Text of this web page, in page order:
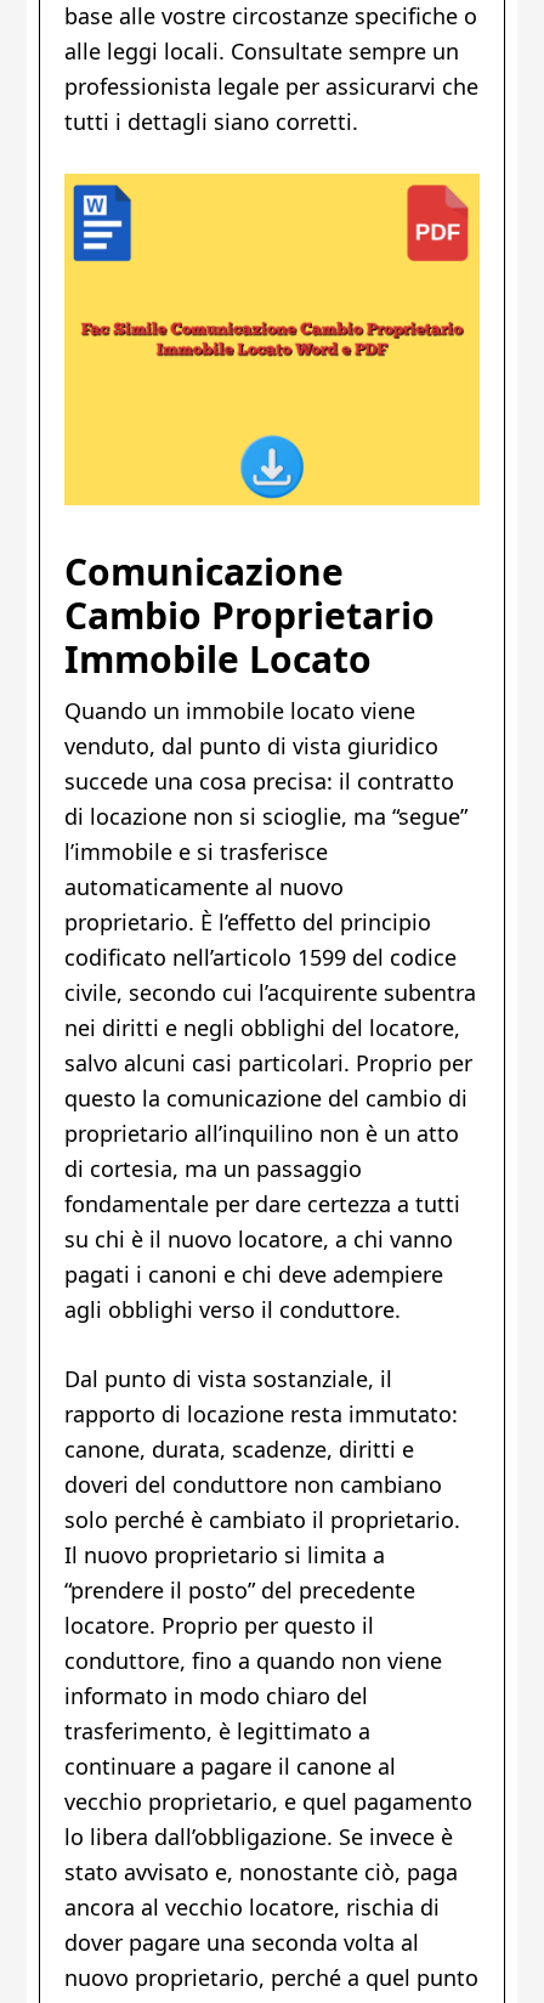
base alle vostre circostanze specifiche o
alle leggi locali. Consultate sempre un
professionista legale per assicurarvi che
tutti i dettagli siano corretti.
Comunicazione
Cambio Proprietario
Immobile Locato
Quando un immobile locato viene
venduto, dal punto di vista giuridico
succede una cosa precisa: il contratto
di locazione non si scioglie, ma “segue”
l’immobile e si trasferisce
automaticamente al nuovo
proprietario. È l’effetto del principio
codificato nell’articolo 1599 del codice
civile, secondo cui l’acquirente subentra
nei diritti e negli obblighi del locatore,
salvo alcuni casi particolari. Proprio per
questo la comunicazione del cambio di
proprietario all’inquilino non è un atto
di cortesia, ma un passaggio
fondamentale per dare certezza a tutti
su chi è il nuovo locatore, a chi vanno
pagati i canoni e chi deve adempiere
agli obblighi verso il conduttore.
Dal punto di vista sostanziale, il
rapporto di locazione resta immutato:
canone, durata, scadenze, diritti e
doveri del conduttore non cambiano
solo perché è cambiato il proprietario.
Il nuovo proprietario si limita a
“prendere il posto” del precedente
locatore. Proprio per questo il
conduttore, fino a quando non viene
informato in modo chiaro del
trasferimento, è legittimato a
continuare a pagare il canone al
vecchio proprietario, e quel pagamento
lo libera dall’obbligazione. Se invece è
stato avvisato e, nonostante ciò, paga
ancora al vecchio locatore, rischia di
dover pagare una seconda volta al
nuovo proprietario, perché a quel punto